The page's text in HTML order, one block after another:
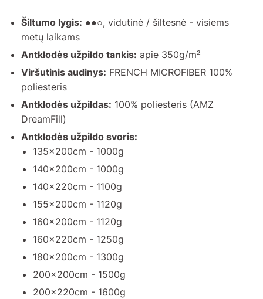
Šiltumo lygis: ●●○, vidutinė / šiltesnė - visiems
metų laikams
Antklodės užpildo tankis: apie 350g/m²
Viršutinis audinys: FRENCH MICROFIBER 100%
poliesteris
Antklodės užpildas: 100% poliesteris (AMZ
DreamFill)
Antklodės užpildo svoris:
135x200cm - 1000g
140x200cm - 1000g
140x220cm - 1100g
155x200cm - 1120g
160x200cm - 1120g
160x220cm - 1250g
180x200cm - 1300g
200x200cm - 1500g
200x220cm - 1600g